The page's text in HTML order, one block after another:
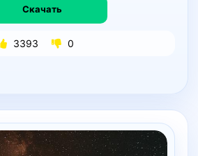
Скачать
3393 0